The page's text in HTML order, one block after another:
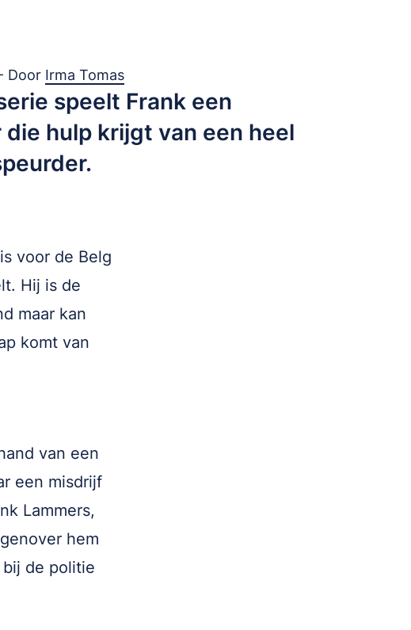
Door Irma Tomas
speelt Frank een
hulp krijgt van een heel
voor de Belg
Hij is de
maar kan
komt van
van een
een misdrijf
Lammers,
hem
de politie